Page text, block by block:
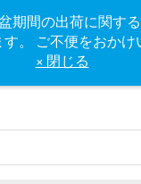
期間の出荷に関す
。 ご不便をおか
× 閉じる